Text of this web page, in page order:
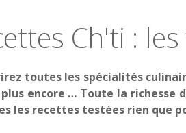
Ch'ti :
toutes les spécialités
encore … Toute la richesse
les recettes testées rien que